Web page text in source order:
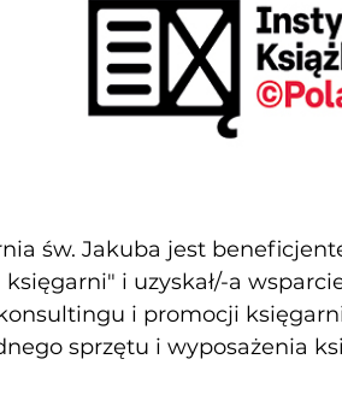
św. Jakuba jest
księgarni" i uzyskał/-a
i promocji
sprzętu i wyposażenia